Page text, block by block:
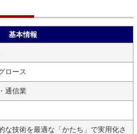
基本情報
ロース
通信業
な技術を最適な「かたち」で実用化さ